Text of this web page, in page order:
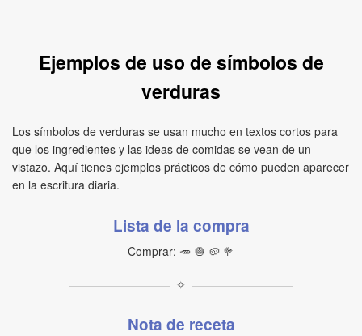
Ejemplos de uso de símbolos de
verduras
Los símbolos de verduras se usan mucho en textos cortos para
que los ingredientes y las ideas de comidas se vean de un
vistazo. Aquí tienes ejemplos prácticos de cómo pueden aparecer
en la escritura diaria.
Lista de la compra
Comprar: 🥕 🧅 🥔 🥦
✧
Nota de receta